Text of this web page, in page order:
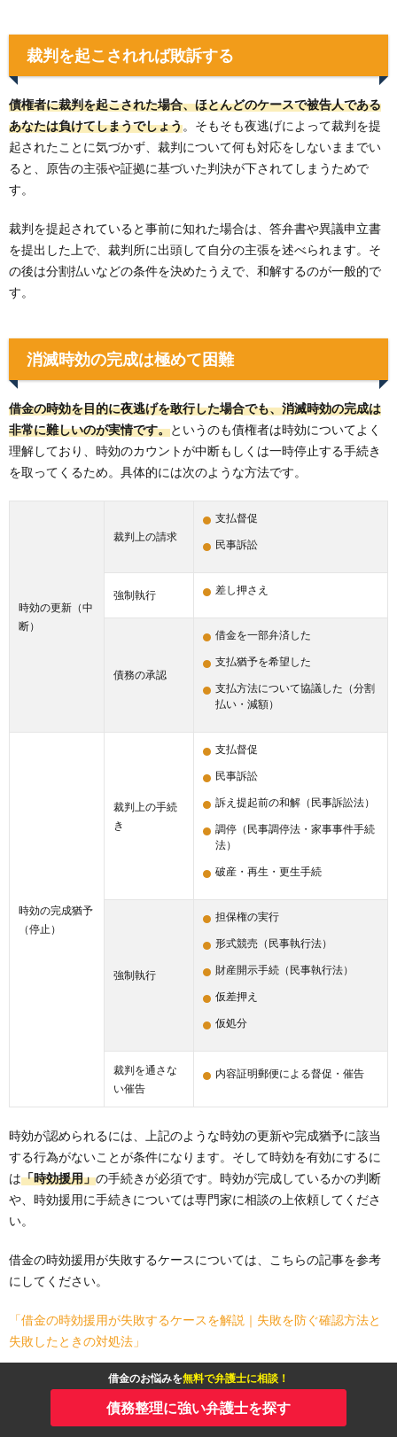
借金のお悩みを無料で弁護士に相談！
債務整理に強い弁護士を探す
裁判を起こされれば敗訴する
債権者に裁判を起こされた場合、ほとんどのケースで被告人である
あなたは負けてしまうでしょう。そもそも夜逃げによって裁判を提
起されたことに気づかず、裁判について何も対応をしないままでい
ると、原告の主張や証拠に基づいた判決が下されてしまうためで
す。
裁判を提起されていると事前に知れた場合は、答弁書や異議申立書
を提出した上で、裁判所に出頭して自分の主張を述べられます。そ
の後は分割払いなどの条件を決めたうえで、和解するのが一般的で
す。
消滅時効の完成は極めて困難
借金の時効を目的に夜逃げを敢行した場合でも、消滅時効の完成は
非常に難しいのが実情です。というのも債権者は時効についてよく
理解しており、時効のカウントが中断もしくは一時停止する手続き
を取ってくるため。具体的には次のような方法です。
時効の更新（中
断）
裁判上の請求
支払督促
民事訴訟
強制執行 差し押さえ
債務の承認
借金を一部弁済した
支払猶予を希望した
支払方法について協議した（分割
払い・減額）
時効の完成猶予
（停止）
裁判上の手続
き
支払督促
民事訴訟
訴え提起前の和解（民事訴訟法）
調停（民事調停法・家事事件手続
法）
破産・再生・更生手続
強制執行
担保権の実行
形式競売（民事執行法）
財産開示手続（民事執行法）
仮差押え
仮処分
裁判を通さな
い催告
内容証明郵便による督促・催告
時効が認められるには、上記のような時効の更新や完成猶予に該当
する行為がないことが条件になります。そして時効を有効にするに
は「時効援用」の手続きが必須です。時効が完成しているかの判断
や、時効援用に手続きについては専門家に相談の上依頼してくださ
い。
借金の時効援用が失敗するケースについては、こちらの記事を参考
にしてください。
「借金の時効援用が失敗するケースを解説｜失敗を防ぐ確認方法と
失敗したときの対処法」
借金問題を根本から解決する方法